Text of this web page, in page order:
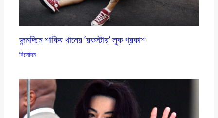
জন্মদিনে শাকিব খানের ‘রকস্টার’ লুক প্রকাশ
বিনোদন